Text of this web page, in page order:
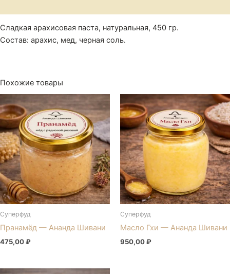
Сладкая арахисовая паста, натуральная, 450 гр.
Состав: арахис, мед, черная соль.
Похожие товары
Суперфуд
Пранамёд — Ананда Шивани
475,00₽
Суперфуд
Масло Гхи — Ананда Шивани
950,00₽